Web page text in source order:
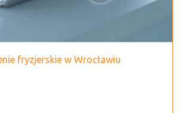
fryzjerskie w Wrocławiu